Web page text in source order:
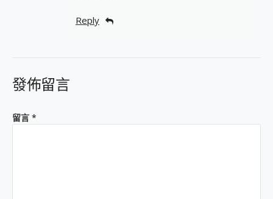
Reply
發佈留言
留言 *